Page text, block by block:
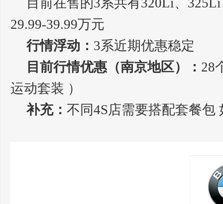
目前在售的3系共有320Li、
29.99-39.99万元
行情浮动： 3系近期优惠稳定
目前行情优惠（南京地区）： 28
运动套装 ）
补充： 不同4S店需要搭配套餐包